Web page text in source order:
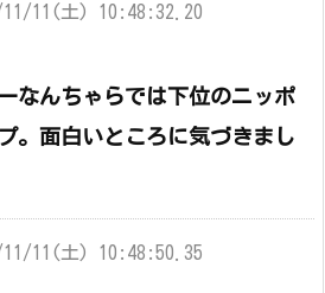
11/11(土) 10:48:32.20
なんちゃらでは下位のニッポ
。面白いところに気づきまし
11/11(土) 10:48:50.35